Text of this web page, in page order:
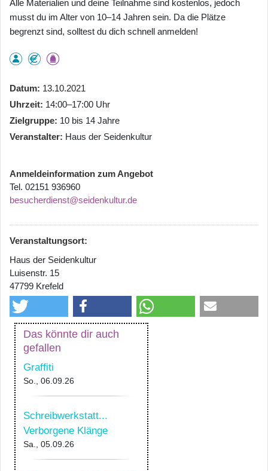
Alle Materialien und deine Teilnahme sind kostenlos, jedoch
musst du im Alter von 10–14 Jahren sein. Da die Plätze
begrenzt sind, solltest du dich schnell anmelden!
Datum 13.10.2021
Uhrzeit 14:00–17:00 Uhr
Zielgruppe 10 bis 14 Jahre
Veranstalter Haus der Seidenkultur
Anmeldeinformation zum Angebot
Tel. 02151 936960
besucherdienst@seidenkultur.de
Veranstaltungsort:
Haus der Seidenkultur
Luisenstr. 15
47799 Krefeld
Das könnte dir auch
gefallen
Graffiti
So., 06.09.26
Schreibwerkstatt...
Verborgene Klänge
Sa., 05.09.26